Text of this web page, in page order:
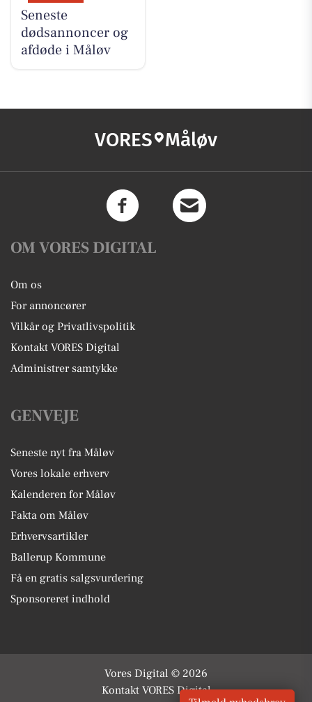
Seneste
dødsannoncer og
afdøde i Måløv
VORES Måløv
OM VORES DIGITAL
Om os
For annoncører
Vilkår og Privatlivspolitik
Kontakt VORES Digital
Administrer samtykke
GENVEJE
Seneste nyt fra Måløv
Vores lokale erhverv
Kalenderen for Måløv
Fakta om Måløv
Erhvervsartikler
Ballerup Kommune
Få en gratis salgsvurdering
Sponsoreret indhold
Vores Digital © 2026
Kontakt VORES Digital